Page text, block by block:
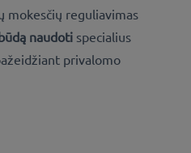
mokesčių reguliavimas
naudoti specialius
privalomo